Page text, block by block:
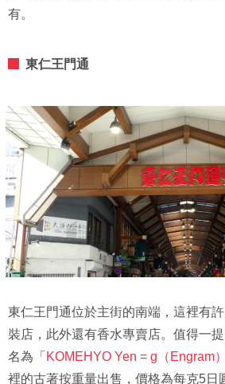
有。
東仁王門通
東仁王門通位於主街的南端，這裡有
裝店，此外還有香水專賣店。值得一
名為「 KOMEHYO Yen = g（Engram）
裡的古著按重量出售，價格為每克5日